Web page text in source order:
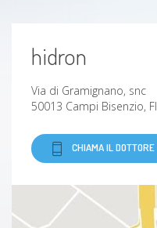
Dolore articolare
Sperone
Fascite plantare
Stiramento
hidron
Via di Gramignano, snc
50013 Campi Bisenzio, FI
CHIAMA IL DOTTORE